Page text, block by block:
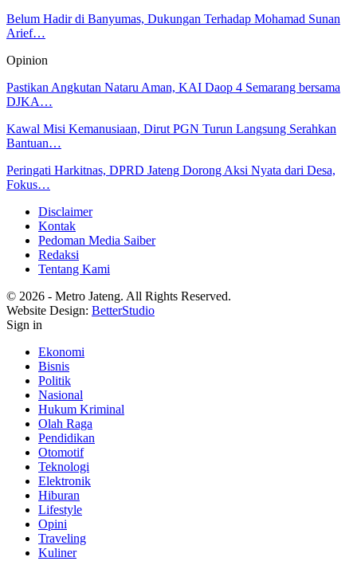
Belum Hadir di Banyumas, Dukungan Terhadap Mohamad Sunan
Arief…
Opinion
Pastikan Angkutan Nataru Aman, KAI Daop 4 Semarang bersama
DJKA…
Kawal Misi Kemanusiaan, Dirut PGN Turun Langsung Serahkan
Bantuan…
Peringati Harkitnas, DPRD Jateng Dorong Aksi Nyata dari Desa,
Fokus…
Disclaimer
Kontak
Pedoman Media Saiber
Redaksi
Tentang Kami
© 2026 - Metro Jateng. All Rights Reserved.
Website Design: BetterStudio
Sign in
Ekonomi
Bisnis
Politik
Nasional
Hukum Kriminal
Olah Raga
Pendidikan
Otomotif
Teknologi
Elektronik
Hiburan
Lifestyle
Opini
Traveling
Kuliner